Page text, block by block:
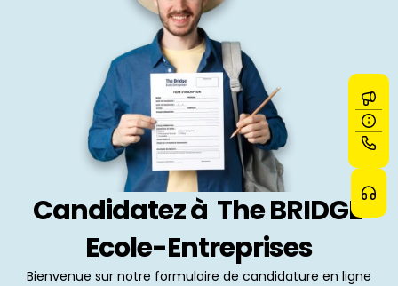
Candidatez à  The BRIDGE
Ecole-Entreprises
Bienvenue sur notre formulaire de candidature en ligne